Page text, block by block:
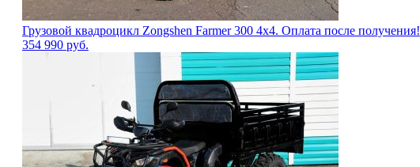
Грузовой квадроцикл Zongshen Farmer 300 4х4. Оплата после получения!
354 990 руб.